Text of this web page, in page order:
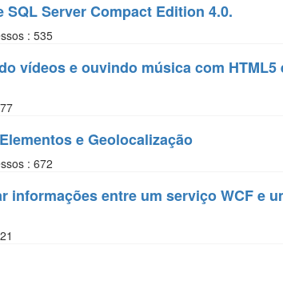
Server Compact Edition 4.0.
: 535
vídeos e ouvindo música com HTML5
e Geolocalização
: 672
informações entre um serviço WCF e